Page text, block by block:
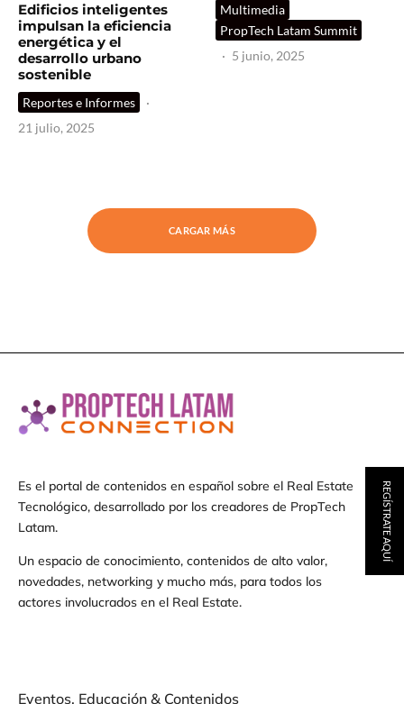
Edificios inteligentes
impulsan la eficiencia
energética y el
desarrollo urbano
sostenible
Reportes e Informes
·
21 julio, 2025
Multimedia
PropTech Latam Summit
· 5 junio, 2025
CARGAR MÁS
Es el portal de contenidos en español sobre el Real Estate
Tecnológico, desarrollado por los creadores de PropTech
Latam.
Un espacio de conocimiento, contenidos de alto valor,
novedades, networking y mucho más, para todos los
actores involucrados en el Real Estate.
Eventos, Educación & Contenidos
REGÍSTRATE AQUÍ